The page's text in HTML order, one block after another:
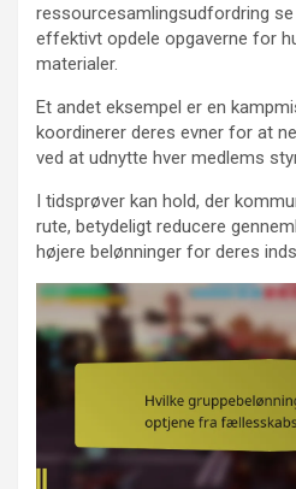
ressourcesamlingsudfordring
effektivt opdele opgaverne for
materialer.
Et andet eksempel er en
koordinerer deres evner for at
ved at udnytte hver medlems
I tidsprøver kan hold, der
rute, betydeligt reducere
højere belønninger for deres